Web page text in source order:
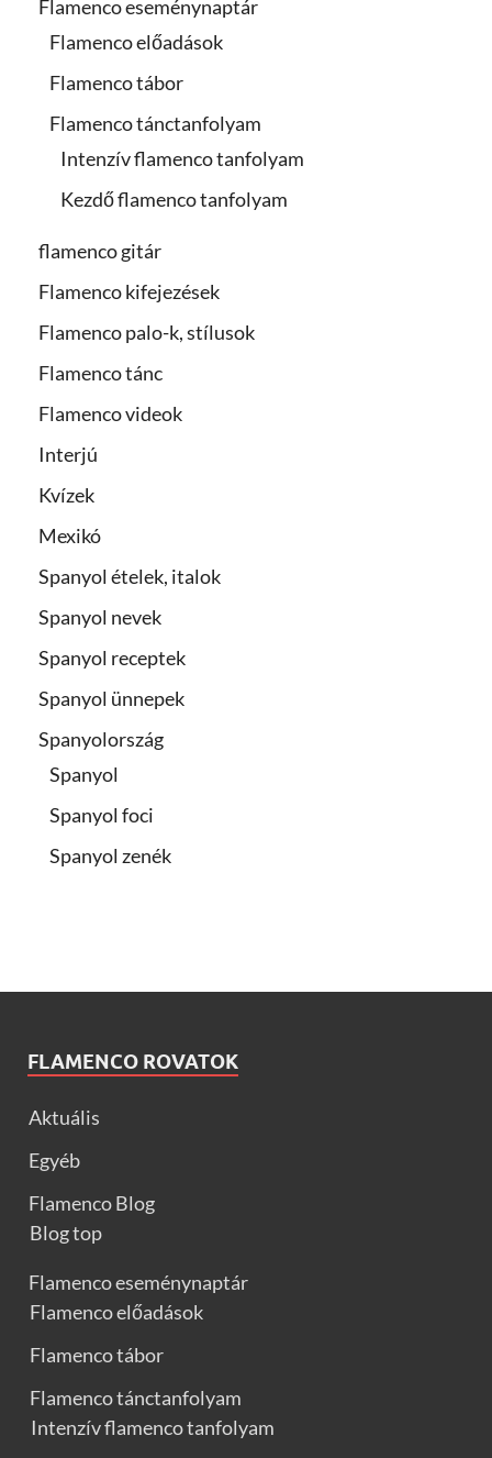
Flamenco eseménynaptár
Flamenco előadások
Flamenco tábor
Flamenco tánctanfolyam
Intenzív flamenco tanfolyam
Kezdő flamenco tanfolyam
flamenco gitár
Flamenco kifejezések
Flamenco palo-k, stílusok
Flamenco tánc
Flamenco videok
Interjú
Kvízek
Mexikó
Spanyol ételek, italok
Spanyol nevek
Spanyol receptek
Spanyol ünnepek
Spanyolország
Spanyol
Spanyol foci
Spanyol zenék
FLAMENCO ROVATOK
Aktuális
Egyéb
Flamenco Blog
Blog top
Flamenco eseménynaptár
Flamenco előadások
Flamenco tábor
Flamenco tánctanfolyam
Intenzív flamenco tanfolyam